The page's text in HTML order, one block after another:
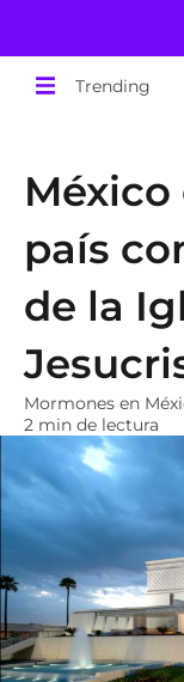
Trending
país
de la
Mormones en
2 min de lectura